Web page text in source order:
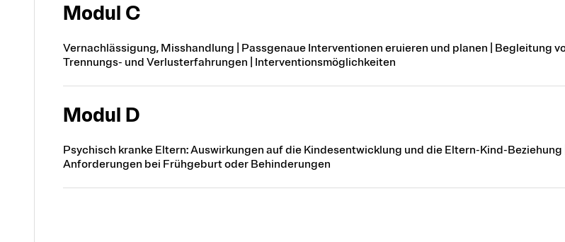
Modul C
Vernachlässigung, Misshandlung | Passgenaue Interventionen eruieren und planen | Begleitung
Trennungs- und Verlusterfahrungen | Interventionsmöglichkeiten
Modul D
Psychisch kranke Eltern: Auswirkungen auf die Kindesentwicklung und die Eltern-Kind-Beziehung
Anforderungen bei Frühgeburt oder Behinderungen